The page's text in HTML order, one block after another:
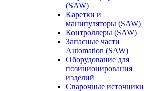
(SAW)
Каретки и
манипуляторы (SAW)
Контроллеры (SAW)
Запасные части
Automation (SAW)
Оборудование для
позиционирования
изделий
Сварочные источники